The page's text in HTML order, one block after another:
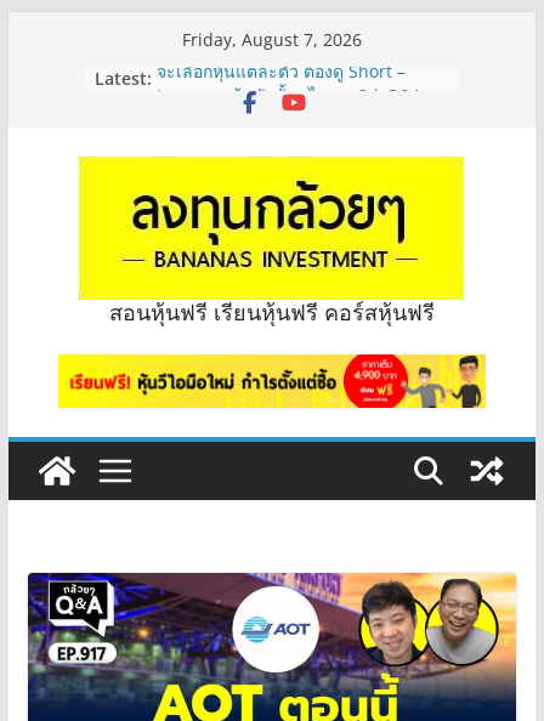
Friday, August 7, 2026
Latest: จะเลือกหุ้นแต่ละตัว ต้องดู Short –
Long ของหุ้นตัวนั้นๆไหมคะ? | Q&A
มีเงิน 8 ล้าน อยากจัดพอร์ตหุ้นปันผล
ระยะยาว อุตสาหกรรมไหนดี? | Q&A
กล้วยๆ EP.1163
หุ้นซอสภูเขาทอง Sauce เหมาะถือเป็น
หุ้นปันผลไหม? | Q&A กล้วยๆ EP.1166
OSP vs CBG vs ICHI ควร DCA ตัวไหน
ดี? | Q&A กล้วยๆ EP.1165
รีวิวงบกลุ่ม Bank หุ้นไหนเหมาะถือเอา
สอนหุ้นฟรี เรียนหุ้นฟรี คอร์สหุ้นฟรี